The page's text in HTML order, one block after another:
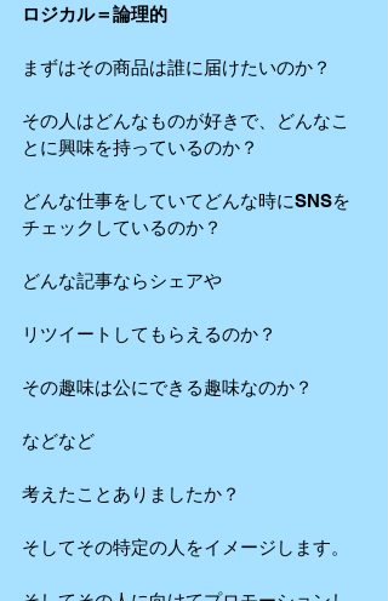
ロジカル＝論理的
まずはその商品は誰に届けたいのか？
その人はどんなものが好きで、どんなこ
とに興味を持っているのか？
どんな仕事をしていてどんな時にSNSを
チェックしているのか？
どんな記事ならシェアや
リツイートしてもらえるのか？
その趣味は公にできる趣味なのか？
などなど
考えたことありましたか？
そしてその特定の人をイメージします。